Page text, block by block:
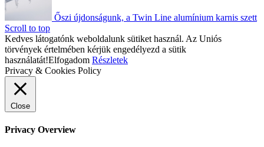
Őszi újdonságunk, a Twin Line alumínium karnis szett
Scroll to top
Kedves látogatónk weboldalunk sütiket használ. Az Uniós
törvények értelmében kérjük engedélyezd a sütik
használatát!Elfogadom Részletek
Privacy & Cookies Policy
Close
Privacy Overview